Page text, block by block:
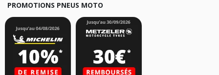
PROMOTIONS PNEUS MOTO